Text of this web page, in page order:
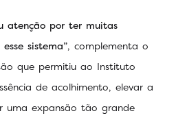
atenção por ter muitas
sistema”, complementa o
que permitiu ao Instituto
de acolhimento, elevar a
uma expansão tão grande